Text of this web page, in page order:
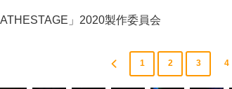
」2020製作委員会
1 2 3 4